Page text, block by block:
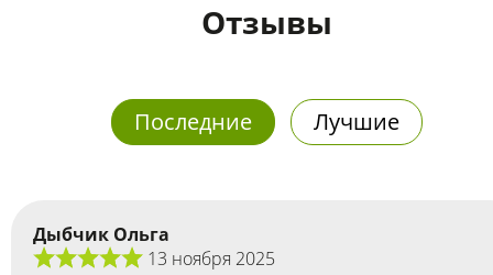
Отзывы
Последние Лучшие
Дыбчик Ольга
13 ноября 2025